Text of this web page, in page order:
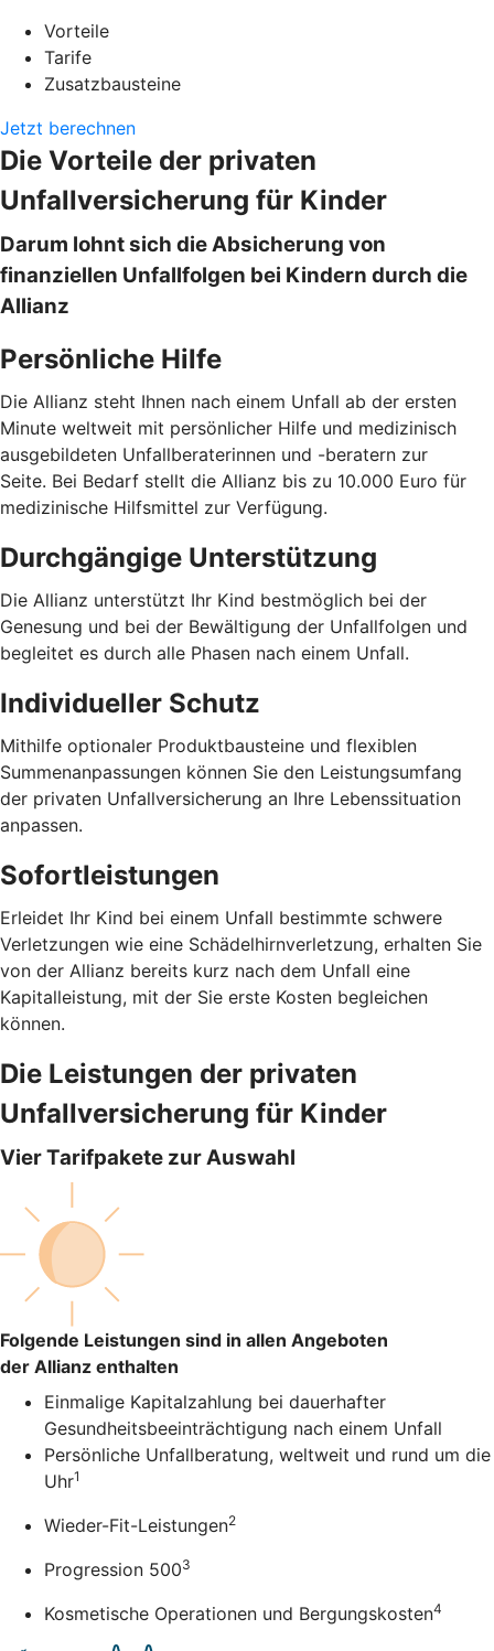
Vorteile
Tarife
Zusatzbausteine
Jetzt berechnen
Die Vorteile der privaten
Unfallversicherung für Kinder
Darum lohnt sich die Absicherung von
finanziellen Unfallfolgen bei Kindern durch die
Allianz
Persönliche Hilfe
Die Allianz steht Ihnen nach einem Unfall ab der ersten
Minute weltweit mit persönlicher Hilfe und medizinisch
ausgebildeten Unfallberaterinnen und -beratern zur
Seite. Bei Bedarf stellt die Allianz bis zu 10.000 Euro für
medizinische Hilfsmittel zur Verfügung.
Durchgängige Unterstützung
Die Allianz unterstützt Ihr Kind bestmöglich bei der
Genesung und bei der Bewältigung der Unfallfolgen und
begleitet es durch alle Phasen nach einem Unfall.
Individueller Schutz
Mithilfe optionaler Produktbausteine und flexiblen
Summenanpassungen können Sie den Leistungsumfang
der privaten Unfallversicherung an Ihre Lebenssituation
anpassen.
Sofortleistungen
Erleidet Ihr Kind bei einem Unfall bestimmte schwere
Verletzungen wie eine Schädelhirnverletzung, erhalten Sie
von der Allianz bereits kurz nach dem Unfall eine
Kapitalleistung, mit der Sie erste Kosten begleichen
können.
Die Leistungen der privaten
Unfallversicherung für Kinder
Vier Tarifpakete zur Auswahl
Folgende Leistungen sind in allen Angeboten
der Allianz enthalten
Einmalige Kapitalzahlung bei dauerhafter
Gesundheitsbeeinträchtigung nach einem Unfall
Persönliche Unfallberatung, weltweit und rund um die
Uhr1
Wieder-Fit-Leistungen2
Progression 5003
Kosmetische Operationen und Bergungskosten4